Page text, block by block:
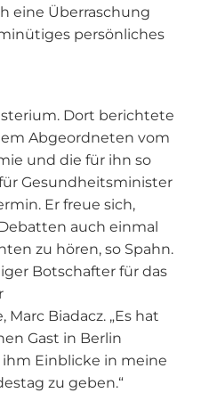
eine Überraschung
persönliches
Dort berichtete
Abgeordneten vom
und die für ihn so
Gesundheitsminister
Er freue sich,
auch einmal
zu hören, so Spahn.
Botschafter für das
Biadacz. „Es hat
Gast in Berlin
Einblicke in meine
zu geben.“